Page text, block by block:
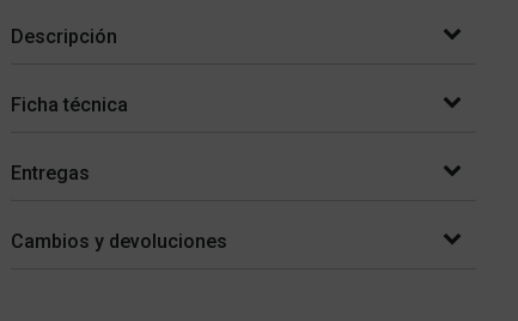
Descripción
Ficha técnica
Entregas
Cambios y devoluciones